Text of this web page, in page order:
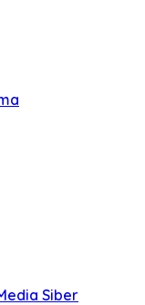
Siber